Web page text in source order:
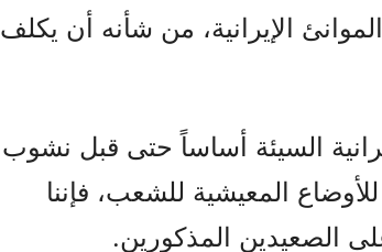
الإيرانية، من شأنه أن يكلف
السيئة أساساً حتى قبل نشوب
المعيشية للشعب، فإننا
الصعيدين المذكورين.